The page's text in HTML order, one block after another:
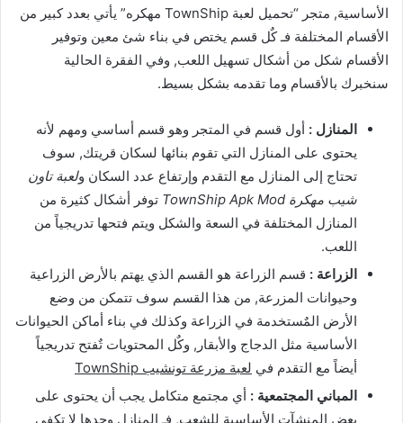
الأساسية, متجر “تحميل لعبة TownShip مهكره” يأتي بعدد كبير من
الأقسام المختلفة فـ كٌل قسم يختص في بناء شئ معين وتوفير
الأقسام شكل من أشكال تسهيل اللعب, وفي الفقرة الحالية
سنخبرك بالأقسام وما تقدمه بشكل بسيط.
المنازل : أول قسم في المتجر وهو قسم أساسي ومهم لأنه
يحتوى على المنازل التي تقوم بنائها لسكان قريتك, سوف
تحتاج إلى المنازل مع التقدم وإرتفاع عدد السكان ولعبة تاون
شيب مهكرة TownShip Apk Mod
توفر أشكال كثيرة من
المنازل المختلفة في السعة والشكل ويتم فتحها تدريجياً من
اللعب.
الزراعة : قسم الزراعة هو القسم الذي يهتم بالأرض الزراعية
وحيوانات المزرعة, من هذا القسم سوف تتمكن من وضع
الأرض المٌستخدمة في الزراعة وكذلك في بناء أماكن الحيوانات
الأساسية مثل الدجاج والأبقار, وكٌل المحتويات تٌفتح تدريجياً
أيضاً مع التقدم في لعبة مزرعة تونشيب TownShip
المباني المجتمعية : أي مجتمع متكامل يجب أن يحتوى على
بعض المنشآت الأساسية للشعب, فـ المنازل وحدها لا تكفي